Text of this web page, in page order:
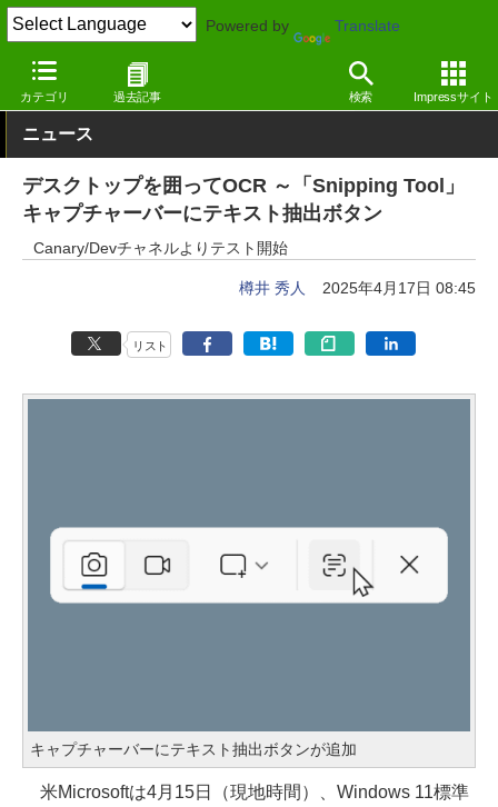
Powered by Translate
カテゴリ 過去記事 検索 Impressサイト
窓の杜 画像・映像・音楽
ニュース
デスクトップを囲ってOCR ～「Snipping Tool」
キャプチャーバーにテキスト抽出ボタン
Canary/Devチャネルよりテスト開始
樽井 秀人 2025年4月17日 08:45
リスト
キャプチャーバーにテキスト抽出ボタンが追加
米Microsoftは4月15日（現地時間）、Windows 11標準